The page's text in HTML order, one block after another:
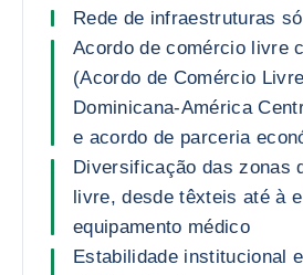
Rede de infraestruturas
Acordo de comércio livre
(Acordo de Comércio
Dominicana-América
e acordo de parceria
Diversificação das zonas
livre, desde têxteis até à
equipamento médico
Estabilidade institucional